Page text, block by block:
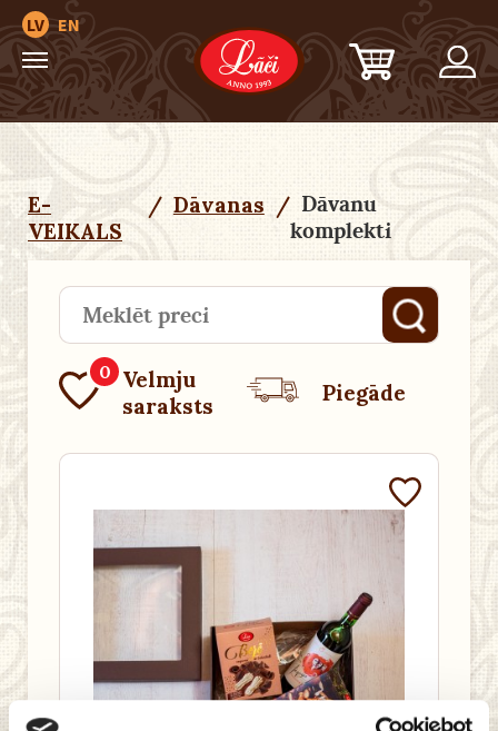
LV EN
E-
VEIKALS
/ Dāvanas /Dāvanu
komplekti
0 Velmju
saraksts
Piegāde